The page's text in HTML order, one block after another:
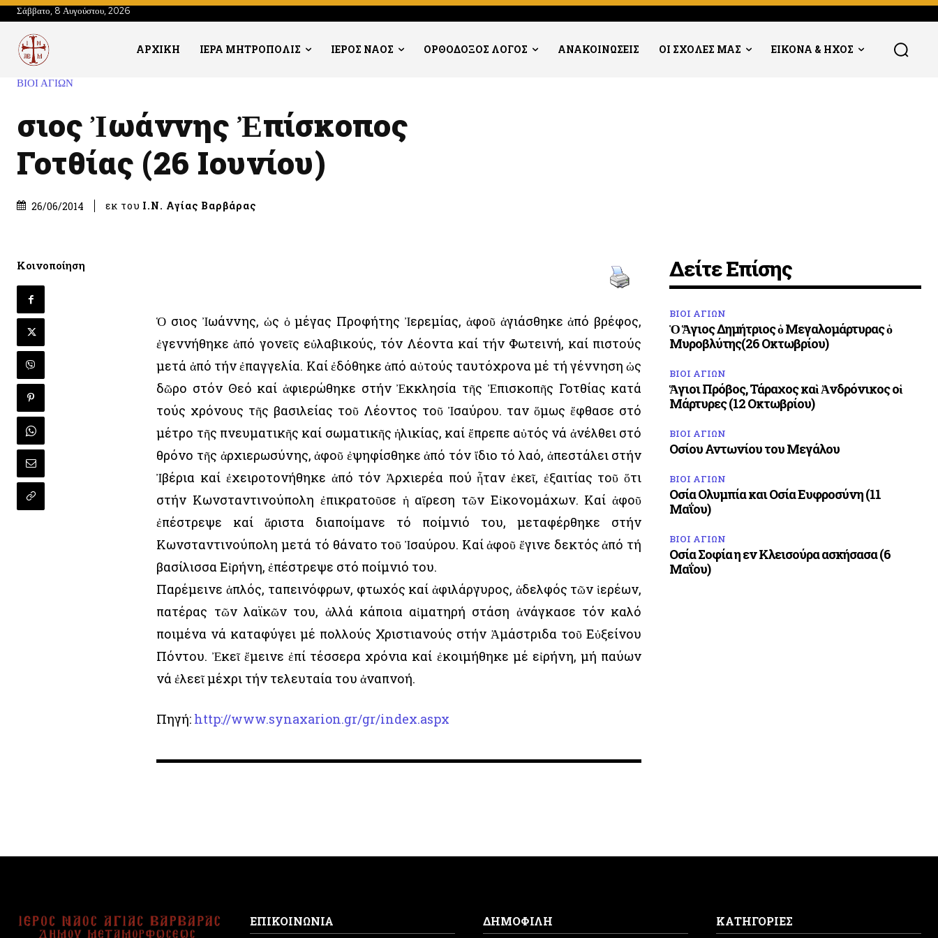
Σάββατο, 8 Αυγούστου, 2026
ΑΡΧΙΚΗ ΙΕΡΑ ΜΗΤΡΟΠΟΛΙΣ ΙΕΡΟΣ ΝΑΟΣ ΟΡΘΟΔΟΞΟΣ ΛΟΓΟΣ ΑΝΑΚΟΙΝΩΣΕΙΣ ΟΙ ΣΧΟΛΕΣ ΜΑΣ ΕΙΚΟΝΑ & ΗΧΟΣ
ΒΙΟΙ ΑΓΙΩΝ
Ὅσιος Ἰωάννης Ἐπίσκοπος
Γοτθίας (26 Ιουνίου)
26/06/2014 εκ του Ι.Ν. Αγίας Βαρβάρας
Κοινοποίηση
Ὁ Ὅσιος Ἰωάννης, ὡς ὁ μέγας Προφήτης Ἰερεμίας, ἀφοῦ ἁγιάσθηκε ἀπό βρέφος,
ἐγεννήθηκε ἀπό γονεῖς εὐλαβικούς, τόν Λέοντα καί τήν Φωτεινή, καί πιστούς
μετά ἀπό τήν ἐπαγγελία. Καί ἐδόθηκε ἀπό αὐτούς ταυτόχρονα μέ τή γέννηση ὡς
δῶρο στόν Θεό καί ἀφιερώθηκε στήν Ἐκκλησία τῆς Ἐπισκοπῆς Γοτθίας κατά
τούς χρόνους τῆς βασιλείας τοῦ Λέοντος τοῦ Ἰσαύρου. Ὅταν ὅμως ἔφθασε στό
μέτρο τῆς πνευματικῆς καί σωματικῆς ἡλικίας, καί ἔπρεπε αὐτός νά ἀνέλθει στό
θρόνο τῆς ἀρχιερωσύνης, ἀφοῦ ἐψηφίσθηκε ἀπό τόν ἴδιο τό λαό, ἀπεστάλει στήν
Ἰβέρια καί ἐχειροτονήθηκε ἀπό τόν Ἀρχιερέα πού ἦταν ἐκεῖ, ἐξαιτίας τοῦ ὅτι
στήν Κωνσταντινούπολη ἐπικρατοῦσε ἡ αἵρεση τῶν Εἰκονομάχων. Καί ἀφοῦ
ἐπέστρεψε καί ἄριστα διαποίμανε τό ποίμνιό του, μεταφέρθηκε στήν
Κωνσταντινούπολη μετά τό θάνατο τοῦ Ἰσαύρου. Καί ἀφοῦ ἔγινε δεκτός ἀπό τή
βασίλισσα Εἰρήνη, ἐπέστρεψε στό ποίμνιό του.
Παρέμεινε ἁπλός, ταπεινόφρων, φτωχός καί ἀφιλάργυρος, ἀδελφός τῶν ἱερέων,
πατέρας τῶν λαϊκῶν του, ἀλλά κάποια αἱματηρή στάση ἀνάγκασε τόν καλό
ποιμένα νά καταφύγει μέ πολλούς Χριστιανούς στήν Ἀμάστριδα τοῦ Εὐξείνου
Πόντου. Ἐκεῖ ἔμεινε ἐπί τέσσερα χρόνια καί ἐκοιμήθηκε μέ εἰρήνη, μή παύων
νά ἐλεεῖ μέχρι τήν τελευταία του ἀναπνοή.
Πηγή: http://www.synaxarion.gr/gr/index.aspx
Δείτε Επίσης
ΒΙΟΙ ΑΓΙΩΝ
Ὁ Ἅγιος Δημήτριος ὁ Μεγαλομάρτυρας ὁ
Μυροβλύτης(26 Οκτωβρίου)
ΒΙΟΙ ΑΓΙΩΝ
Ἅγιοι Πρόβος, Τάραχος καὶ Ἀνδρόνικος οἱ
Μάρτυρες (12 Οκτωβρίου)
ΒΙΟΙ ΑΓΙΩΝ
Οσίου Αντωνίου του Μεγάλου
ΒΙΟΙ ΑΓΙΩΝ
Οσία Ολυμπία και Οσία Ευφροσύνη (11
Μαΐου)
ΒΙΟΙ ΑΓΙΩΝ
Οσία Σοφία η εν Κλεισούρα ασκήσασα (6
Μαΐου)
ΕΠΙΚΟΙΝΩΝΙΑ ΔΗΜΟΦΙΛΗ ΚΑΤΗΓΟΡΙΕΣ